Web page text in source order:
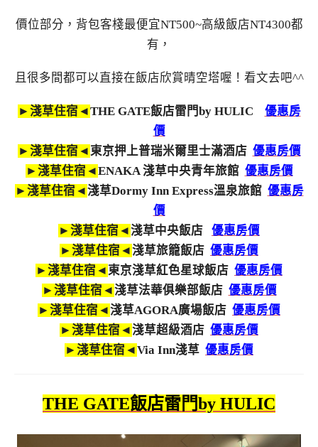
價位部分，背包客棧最便宜NT500~高級飯店NT4300都
有，
且很多間都可以直接在飯店欣賞晴空塔喔！看文去吧^^
►淺草住宿◄THE GATE飯店雷門by HULIC 優惠房
價
►淺草住宿◄東京押上普瑞米爾里士滿酒店 優惠房價
►淺草住宿◄ENAKA 淺草中央青年旅館 優惠房價
►淺草住宿◄淺草Dormy Inn Express溫泉旅館 優惠房
價
►淺草住宿◄淺草中央飯店 優惠房價
►淺草住宿◄淺草旅籠飯店 優惠房價
►淺草住宿◄東京淺草紅色星球飯店 優惠房價
►淺草住宿◄淺草法華俱樂部飯店 優惠房價
►淺草住宿◄淺草AGORA廣場飯店 優惠房價
►淺草住宿◄淺草超級酒店 優惠房價
►淺草住宿◄Via Inn淺草 優惠房價
THE GATE飯店雷門by HULIC